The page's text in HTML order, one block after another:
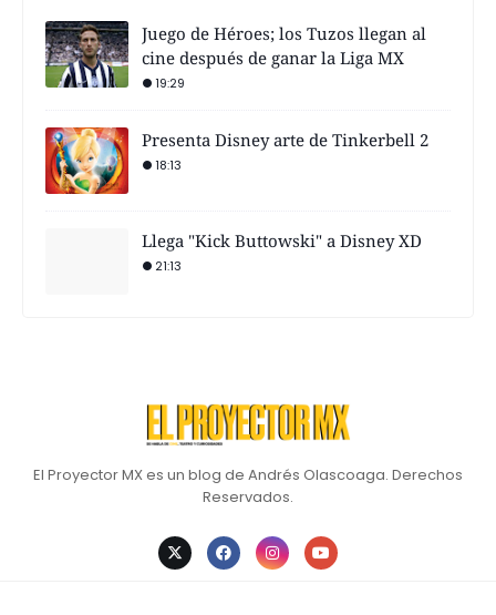
Juego de Héroes; los Tuzos llegan al
cine después de ganar la Liga MX
19:29
Presenta Disney arte de Tinkerbell 2
18:13
Llega "Kick Buttowski" a Disney XD
21:13
El Proyector MX es un blog de Andrés Olascoaga. Derechos
Reservados.